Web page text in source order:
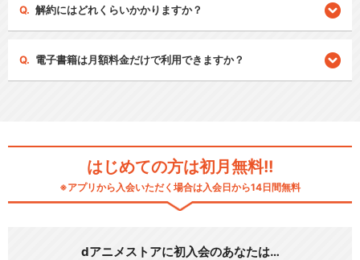
解約にはどれくらいかかりますか？
電子書籍は月額料金だけで利用できますか？
はじめての方は初月無料!!
※アプリから入会いただく場合は入会日から14日間無料
dアニメストアに初入会のあなたは…